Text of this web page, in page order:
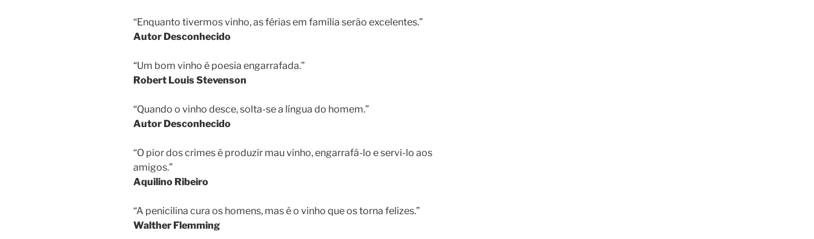
“Enquanto tivermos vinho, as férias em família serão excelentes.”
Autor Desconhecido
“Um bom vinho é poesia engarrafada.”
Robert Louis Stevenson
“Quando o vinho desce, solta-se a língua do homem.”
Autor Desconhecido
“O pior dos crimes é produzir mau vinho, engarrafá-lo e servi-lo aos
amigos.”
Aquilino Ribeiro
“A penicilina cura os homens, mas é o vinho que os torna felizes.”
Walther Flemming